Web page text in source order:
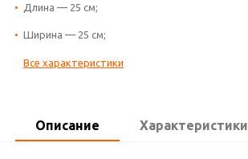
Длина — 25 см;
Ширина — 25 см;
Все характеристики
Описание Характеристики